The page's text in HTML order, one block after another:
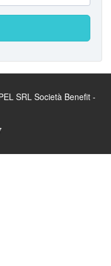
SRL Società Benefit -